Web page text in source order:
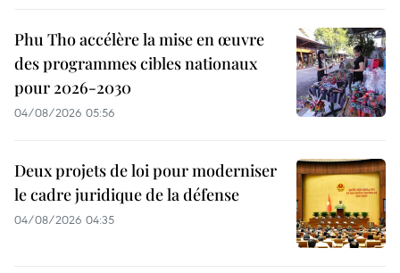
Phu Tho accélère la mise en œuvre
des programmes cibles nationaux
pour 2026-2030
04/08/2026 05:56
Deux projets de loi pour moderniser
le cadre juridique de la défense
04/08/2026 04:35